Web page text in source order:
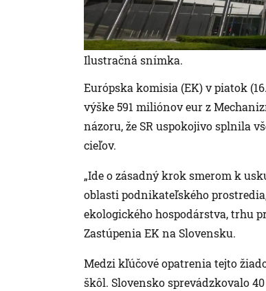
Ilustračná snímka.
Európska komisia (EK) v piatok
výške 591 miliónov eur z
názoru, že SR uspokojivo splnila
cieľov.
„Ide o zásadný krok smerom k
oblasti podnikateľského
ekologického hospodárstva, trhu
Zastúpenia EK na Slovensku.
Medzi kľúčové opatrenia tejto
škôl. Slovensko sprevádzkovalo